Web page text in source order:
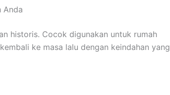
Anda
historis. Cocok digunakan untuk rumah
ke masa lalu dengan keindahan yang